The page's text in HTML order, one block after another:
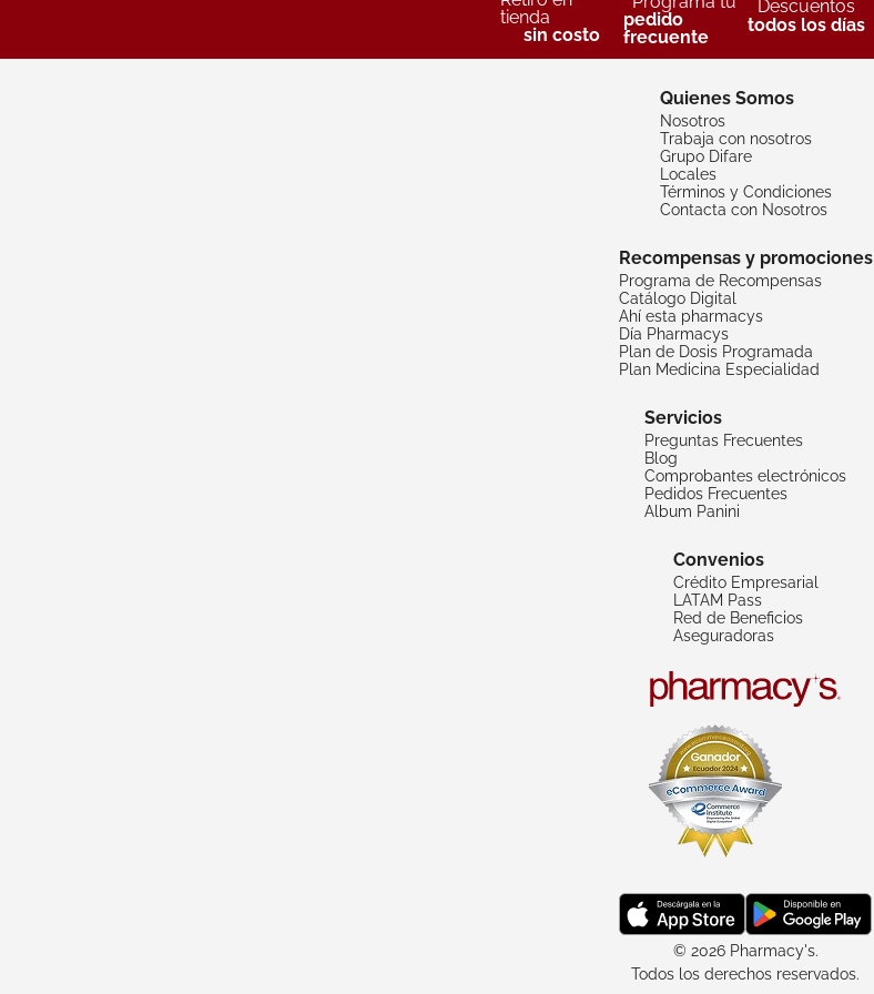
tienda
sin costo
pedido
frecuente
Descuentos
todos los días
Quienes Somos
Nosotros
Trabaja con nosotros
Grupo Difare
Locales
Términos y Condiciones
Contacta con Nosotros
Recompensas y promociones
Programa de Recompensas
Catálogo Digital
Ahí esta pharmacys
Día Pharmacys
Plan de Dosis Programada
Plan Medicina Especialidad
Servicios
Preguntas Frecuentes
Blog
Comprobantes electrónicos
Pedidos Frecuentes
Album Panini
Convenios
Crédito Empresarial
LATAM Pass
Red de Beneficios
Aseguradoras
© 2026 Pharmacy's.
Todos los derechos reservados.